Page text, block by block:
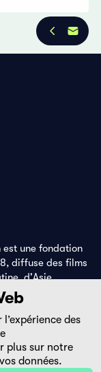
une fondation
diffuse des films
d'Asie,
de cinéma,
de
des
plus sur notre
données.